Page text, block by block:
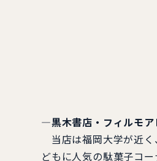
―黒木書店・フィルモア
当店は福岡大学が近く
どもに人気の駄菓子コー